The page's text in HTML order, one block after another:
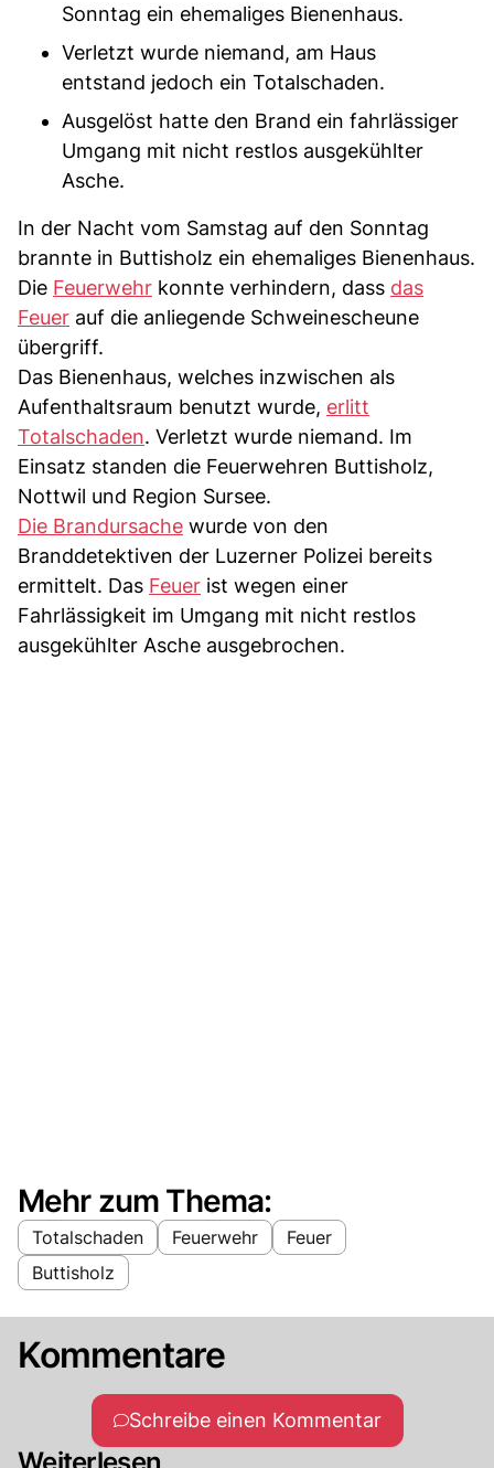
Sonntag ein ehemaliges Bienenhaus.
Verletzt wurde niemand, am Haus
entstand jedoch ein Totalschaden.
Ausgelöst hatte den Brand ein fahrlässiger
Umgang mit nicht restlos ausgekühlter
Asche.
In der Nacht vom Samstag auf den Sonntag
brannte in Buttisholz ein ehemaliges Bienenhaus.
Die Feuerwehr konnte verhindern, dass das
Feuer auf die anliegende Schweinescheune
übergriff.
Das Bienenhaus, welches inzwischen als
Aufenthaltsraum benutzt wurde, erlitt
Totalschaden. Verletzt wurde niemand. Im
Einsatz standen die Feuerwehren Buttisholz,
Nottwil und Region Sursee.
Die Brandursache wurde von den
Branddetektiven der Luzerner Polizei bereits
ermittelt. Das Feuer ist wegen einer
Fahrlässigkeit im Umgang mit nicht restlos
ausgekühlter Asche ausgebrochen.
Mehr zum Thema:
Totalschaden Feuerwehr
Feuer
Buttisholz
Kommentare
Schreibe einen Kommentar